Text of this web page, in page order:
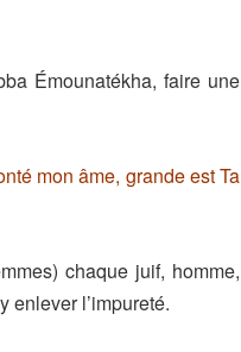
Émounatékha, faire une
mon âme, grande est Ta
chaque juif, homme,
enlever l’impureté.